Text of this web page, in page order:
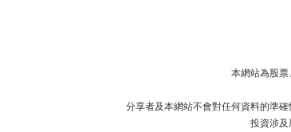
本網站為股
分享者及本網站不會對任何資料的準
投資涉及